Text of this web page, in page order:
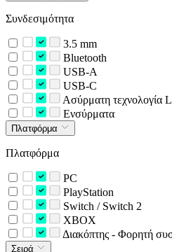
Συνδεσιμότητα
3.5 mm
Bluetooth
USB-A
USB-C
Ασύρματη τεχνολογία
Ενσύρματα
Πλατφόρμα
Πλατφόρμα
PC
PlayStation
Switch / Switch 2
XBOX
Διακόπτης - Φορητή
Σειρά